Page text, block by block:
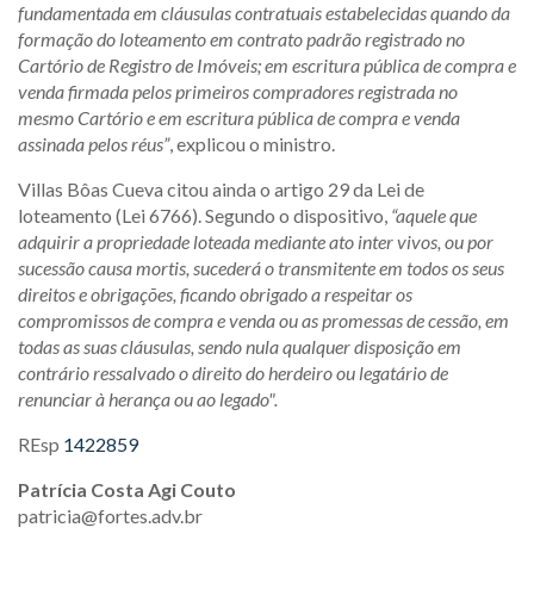
fundamentada em cláusulas contratuais estabelecidas quando da
formação do loteamento em contrato padrão registrado no
Cartório de Registro de Imóveis; em escritura pública de compra e
venda firmada pelos primeiros compradores registrada no
mesmo Cartório e em escritura pública de compra e venda
assinada pelos réus”, explicou o ministro.
Villas Bôas Cueva citou ainda o artigo 29 da Lei de
loteamento (Lei 6766). Segundo o dispositivo, “aquele que
adquirir a propriedade loteada mediante ato inter vivos, ou por
sucessão causa mortis, sucederá o transmitente em todos os seus
direitos e obrigações, ficando obrigado a respeitar os
compromissos de compra e venda ou as promessas de cessão, em
todas as suas cláusulas, sendo nula qualquer disposição em
contrário ressalvado o direito do herdeiro ou legatário de
renunciar à herança ou ao legado".
REsp 1422859
Patrícia Costa Agi Couto
patricia@fortes.adv.br